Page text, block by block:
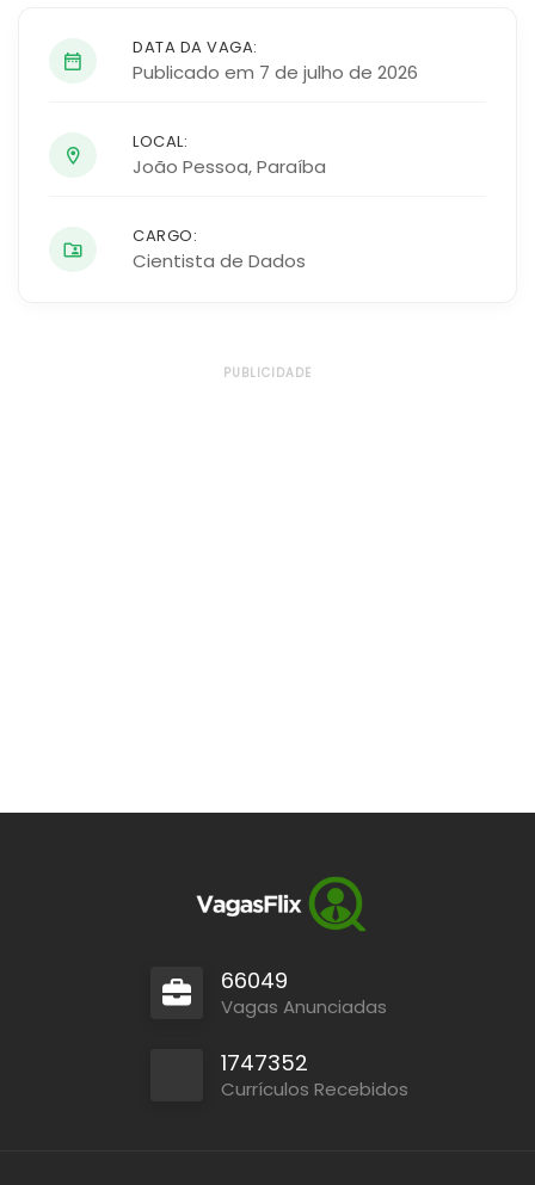
DATA DA VAGA:
Publicado em 7 de julho de 2026
LOCAL:
João Pessoa,Paraíba
CARGO:
Cientista de Dados
PUBLICIDADE
66049
Vagas Anunciadas
1747352
Currículos Recebidos